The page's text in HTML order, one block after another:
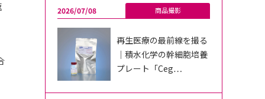
2026/07/08 商品撮影
再生医療の最前線を撮る
｜積水化学の幹細胞培養
プレート「Ceg…